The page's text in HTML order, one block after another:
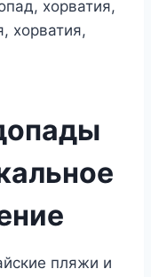
пляжи и